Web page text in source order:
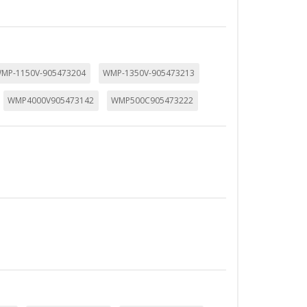
1150V-905473204 WMP-1350V-905473213
WMP4000V905473142 WMP500C905473222